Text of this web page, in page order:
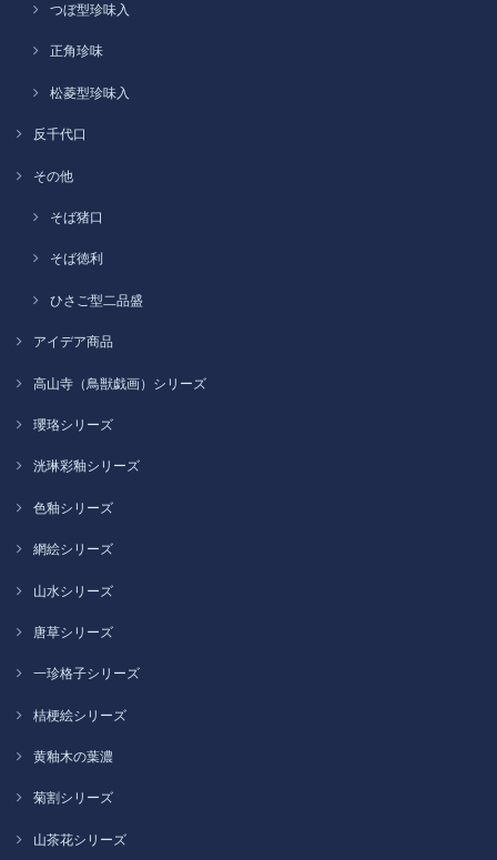
つぼ型珍味入
正角珍味
松菱型珍味入
反千代口
その他
そば猪口
そば徳利
ひさご型二品盛
アイデア商品
高山寺（鳥獣戯画）シリーズ
瓔珞シリーズ
洸琳彩釉シリーズ
色釉シリーズ
網絵シリーズ
山水シリーズ
唐草シリーズ
一珍格子シリーズ
桔梗絵シリーズ
黄釉木の葉濃
菊割シリーズ
山茶花シリーズ